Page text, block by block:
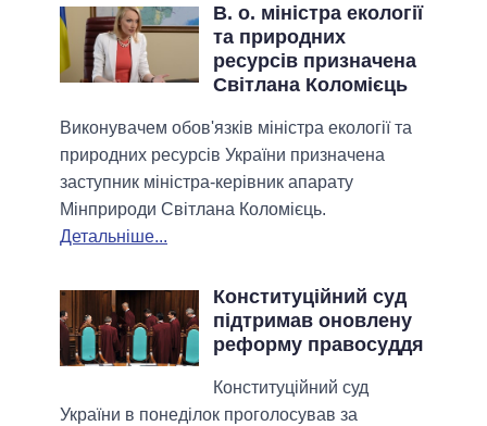
В. о. міністра екології
та природних
ресурсів призначена
Світлана Коломієць
Виконувачем обов'язків міністра екології та
природних ресурсів України призначена
заступник міністра-керівник апарату
Мінприроди Світлана Коломієць.
Детальніше...
Конституційний суд
підтримав оновлену
реформу правосуддя
Конституційний суд
України в понеділок проголосував за